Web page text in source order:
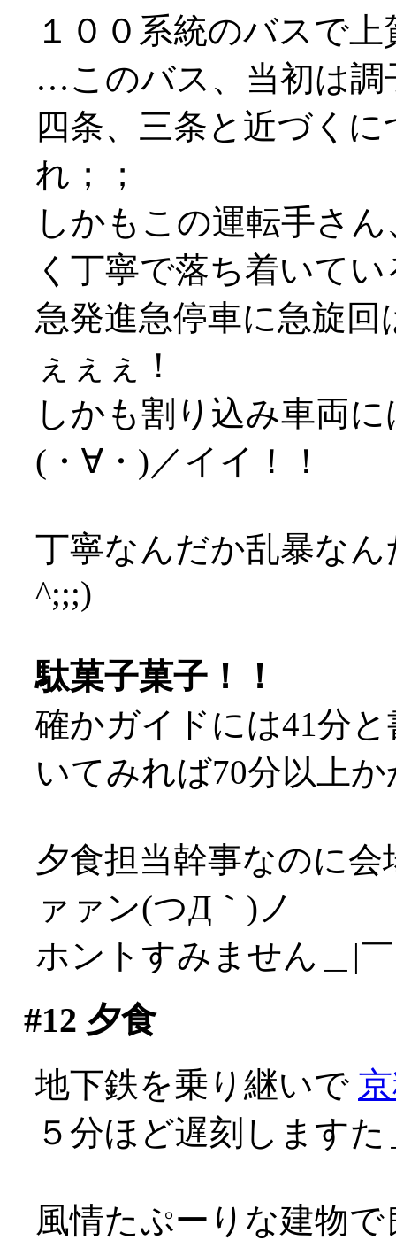
１００系統のバスで
…このバス、当初は調
四条、三条と近づく
れ；；
しかもこの運転手さ
く丁寧で落ち着いて
急発進急停車に急旋
ぇぇぇ！
しかも割り込み車両
(・∀・)／イイ！！
丁寧なんだか乱暴な
^;;;)
駄菓子菓子！！
確かガイドには41分
いてみれば70分以上
夕食担当幹事なのに
ァァン(つД｀)ノ
ホントすみません＿|
#12 夕食
地下鉄を乗り継いで
５分ほど遅刻します
風情たぷーりな建物